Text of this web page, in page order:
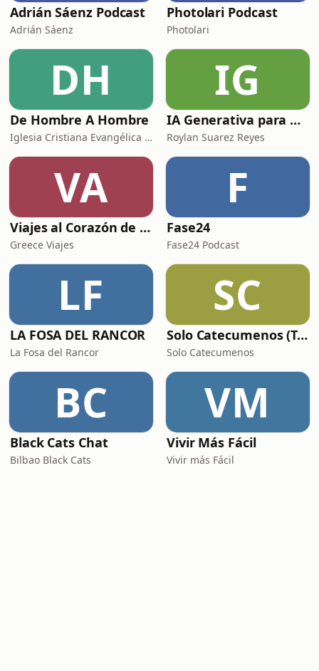
Adrián Sáenz Podcast
Adrián Sáenz
Photolari Podcast
Photolari
DH
De Hombre A Hombre
Iglesia Cristiana Evangélica de Chamartín
IG
IA Generativa para No Techs
Roylan Suarez Reyes
VA
Viajes al Corazón de la Historia
Greece Viajes
F
Fase24
Fase24 Podcast
LF
LA FOSA DEL RANCOR
La Fosa del Rancor
SC
Solo Catecumenos (Temas católicos)
Solo Catecumenos
BC
Black Cats Chat
Bilbao Black Cats
VM
Vivir Más Fácil
Vivir más Fácil